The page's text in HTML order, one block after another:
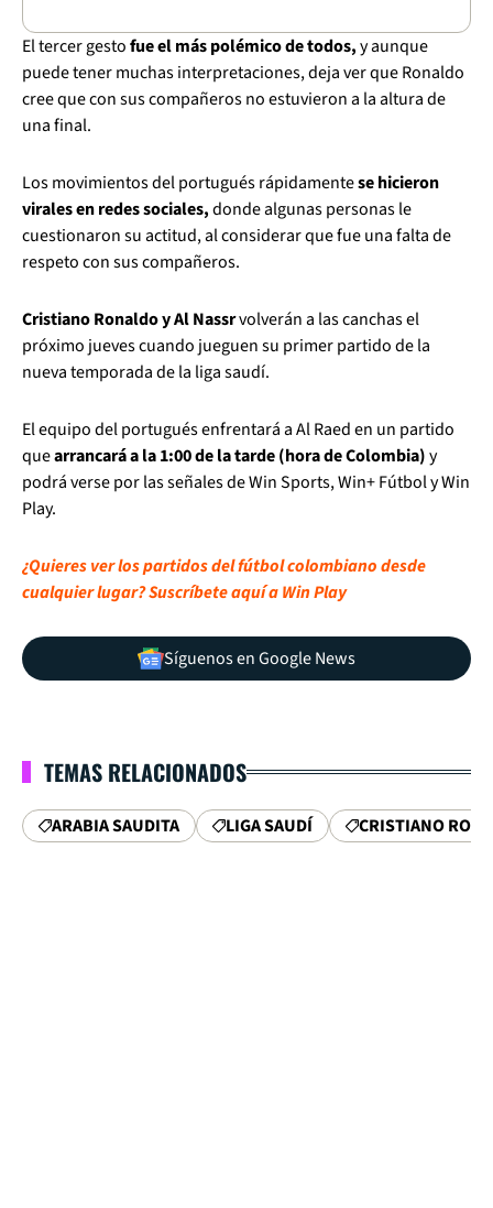
El tercer gestofue el más polémico de todos,y aunque
puede tener muchas interpretaciones, deja ver que Ronaldo
cree que con sus compañeros no estuvieron a la altura de
una final.
Los movimientos del portugués rápidamentese hicieron
virales en redes sociales,donde algunas personas le
cuestionaron su actitud, al considerar que fue una falta de
respeto con sus compañeros.
Cristiano Ronaldo y Al Nassrvolverán a las canchas el
próximo jueves cuando jueguen su primer partido de la
nueva temporada de la liga saudí.
El equipo del portugués enfrentará a Al Raed en un partido
quearrancará a la 1:00 de la tarde (hora de Colombia)y
podrá verse por las señales de Win Sports, Win+ Fútbol y Win
Play.
¿Quieres ver los partidos del fútbol colombiano desde
cualquier lugar? Suscríbete aquí a Win Play
Síguenos en Google News
TEMAS RELACIONADOS
ARABIA SAUDITA LIGA SAUDÍ CRISTIANO